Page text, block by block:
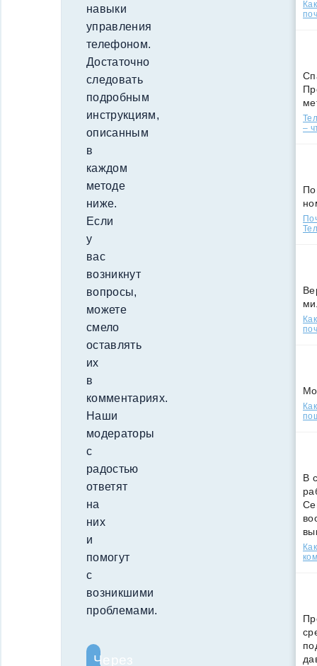
навыки
управления
телефоном.
Достаточно
следовать
подробным
инструкциям,
описанным
в
каждом
методе
ниже.
Если
у
вас
возникнут
вопросы,
можете
смело
оставлять
их
в
комментариях.
Наши
модераторы
с
радостью
ответят
на
них
и
помогут
с
возникшими
проблемами.
Через
–
В